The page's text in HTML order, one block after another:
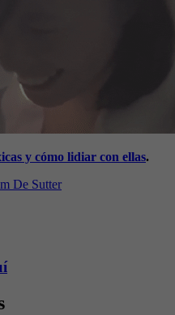
y cómo lidiar con ellas.
De Sutter